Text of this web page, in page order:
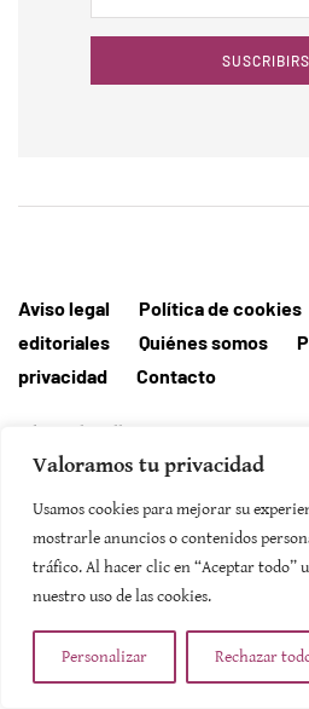
Valoramos tu privacidad
Usamos cookies para mejorar su
mostrarle anuncios o contenidos
tráfico. Al hacer clic en “Aceptar todo”
nuestro uso de las cookies.
Personalizar Rechazar
Aviso legal Política de cookies
editoriales
Quiénes somos
privacidad
Contacto
Editorial MallorcaHora